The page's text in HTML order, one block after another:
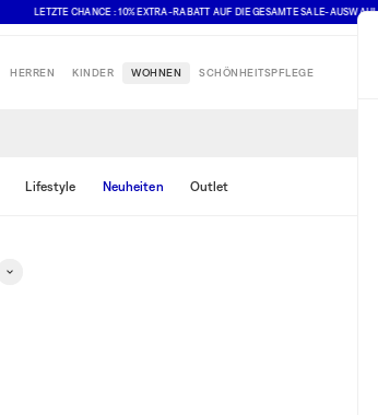
LETZTE CHANCE : 10% EXTRA-RABATT AUF DIE GESAMTE SALE-AUSWAHL
HERREN KINDER WOHNEN SCHÖNHEITSPFLEGE
Lifestyle Neuheiten Outlet